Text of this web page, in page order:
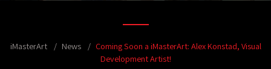
iMasterArt News
Coming Soon a iMasterArt: Alex Konstad, Visual
Development Artist!